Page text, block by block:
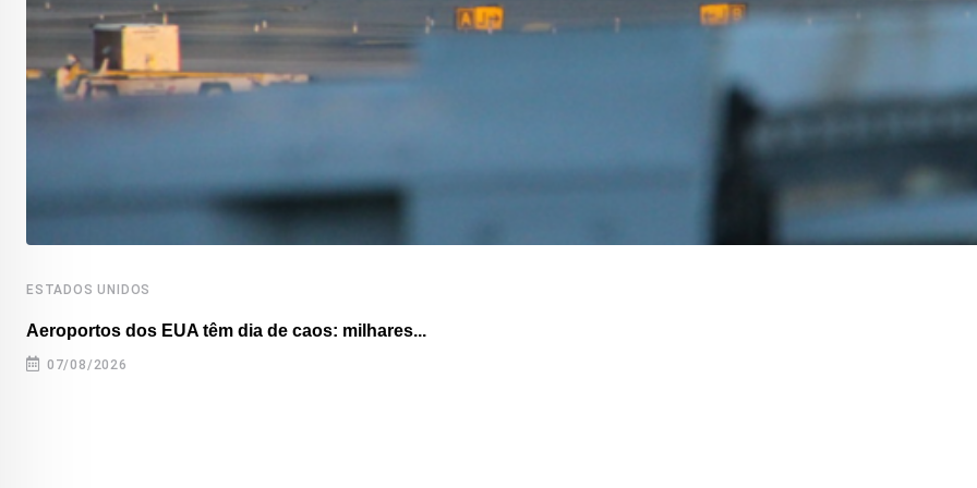
ESTADOS UNIDOS
Aeroportos dos EUA têm dia de caos: milhares...
07/08/2026